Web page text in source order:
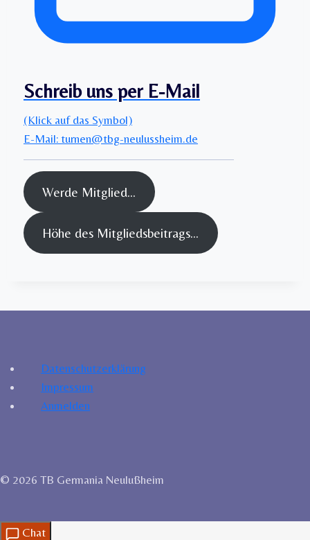
Schreib uns per E-Mail
(Klick auf das Symbol)
E-Mail: turnen@tbg-neulussheim.de
Werde Mitglied…
Höhe des Mitgliedsbeitrags…
Datenschutzerklärung
Impressum
Anmelden
© 2026 TB Germania Neulußheim
Chat